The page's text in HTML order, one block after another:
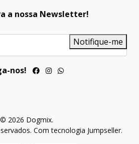
a nossa Newsletter!
Notifique-me
nos!
© 2026 Dogmix.
Com tecnologia Jumpseller.